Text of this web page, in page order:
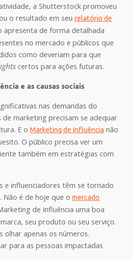
a Shutterstock promoveu
o resultado em seu relatório de
apresenta de forma detalhada
no mercado e públicos que
como deveriam para que
certos para ações futuras.
e as causas sociais
nas demandas do
marketing precisam se adequar
E o Marketing de Influêncianão
O público precisa ver um
também em estratégias com
e influenciadores têm se tornado
Não é de hoje que o mercado
de Influência uma boa
seu produto ou seu serviço.
olhar apenas os números.
para as pessoas impactadas